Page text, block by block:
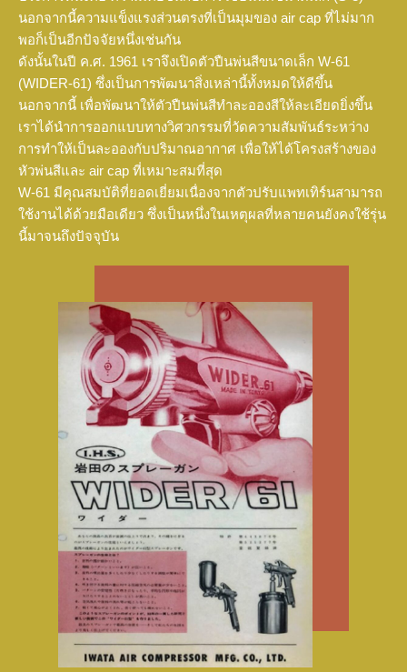
นอกจากนี้ความแข็งแรงส่วนตรงที่เป็นมุมของ air cap ที่ไม่มาก
พอก็เป็นอีกปัจจัยหนึ่งเช่นกัน
ดังนั้นในปี ค.ศ. 1961 เราจึงเปิดตัวปืนพ่นสีขนาดเล็ก W-61
(WIDER-61) ซึ่งเป็นการพัฒนาสิ่งเหล่านี้ทั้งหมดให้ดีขึ้น
นอกจากนี้ เพื่อพัฒนาให้ตัวปืนพ่นสีทำละอองสีให้ละเอียดยิ่งขึ้น
เราได้นำการออกแบบทางวิศวกรรมที่วัดความสัมพันธ์ระหว่าง
การทำให้เป็นละอองกับปริมาณอากาศ เพื่อให้ได้โครงสร้างของ
หัวพ่นสีและ air cap ที่เหมาะสมที่สุด
W-61 มีคุณสมบัติที่ยอดเยี่ยมเนื่องจากตัวปรับแพทเทิร์นสามารถ
ใช้งานได้ด้วยมือเดียว ซึ่งเป็นหนึ่งในเหตุผลที่หลายคนยังคงใช้รุ่น
นี้มาจนถึงปัจจุบัน